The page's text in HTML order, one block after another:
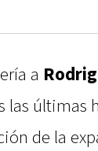
a
las últimas
de la